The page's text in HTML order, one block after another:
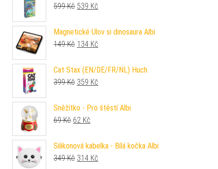
599Kč Původní cena byla: 599 Kč.
539 Kč
Magnetické Ulov si dinosaura Albi
149Kč Původní cena byla: 149 Kč.
134 Kč
Cat Stax (EN/DE/FR/NL) Huch
399Kč Původní cena byla: 399 Kč.
359 Kč
Sněžítko - Pro štěstí Albi
69Kč Původní cena byla: 69 Kč.
62 Kč
Silikonová kabelka - Bílá kočka Albi
349Kč Původní cena byla: 349 Kč.
314 Kč